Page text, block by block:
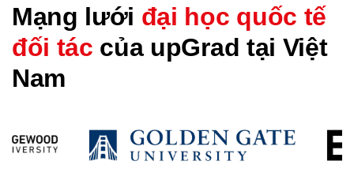
Mạng lưới đại học quốc tế
đối tác của upGrad tại Việt
Nam